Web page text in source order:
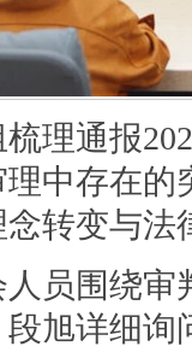
理通报
中存在
转变与
员围绕
旭详细